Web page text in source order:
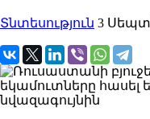
Տնտեսություն 3